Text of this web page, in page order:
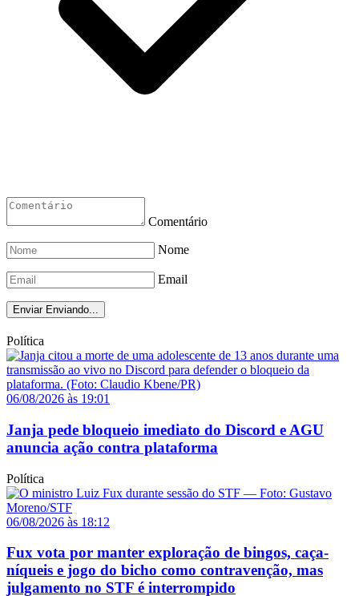
Comentário
Nome
Email
Enviar Enviando...
Política
06/08/2026 às 19:01
Janja pede bloqueio imediato do Discord e AGU
anuncia ação contra plataforma
Política
06/08/2026 às 18:12
Fux vota por manter exploração de bingos, caça-
níqueis e jogo do bicho como contravenção, mas
julgamento no STF é interrompido